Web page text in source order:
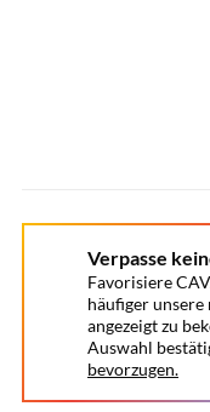
Verpasse
Favorisiere
häufiger unsere
angezeigt zu
Auswahl
bevorzugen.